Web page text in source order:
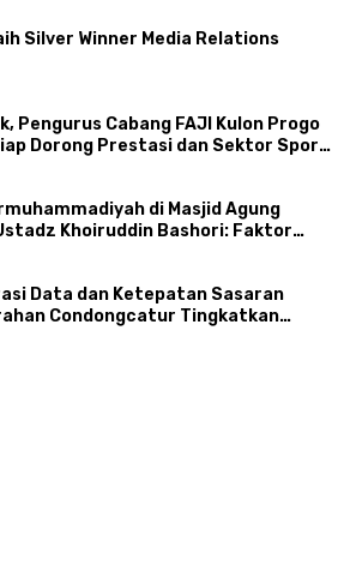
Silver Winner Media Relations
Pengurus Cabang FAJI Kulon Progo
Dorong Prestasi dan Sektor Sport
di Masjid Agung
Khoiruddin Bashori: Faktor
Data dan Ketepatan Sasaran
Condongcatur Tingkatkan